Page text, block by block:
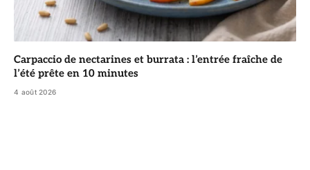
Carpaccio de nectarines et burrata : l’entrée fraîche de
l’été prête en 10 minutes
4 août 2026